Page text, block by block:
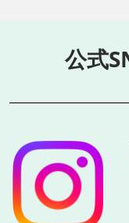
公式